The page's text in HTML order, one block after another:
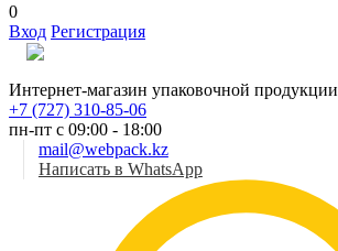
0
Вход Регистрация
Интернет-магазин упаковочной продукции
+7 (727) 310-85-06
пн-пт с 09:00 - 18:00
mail@webpack.kz
Написать в WhatsApp